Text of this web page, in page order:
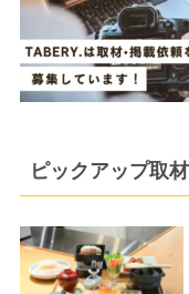
ピックアップ取